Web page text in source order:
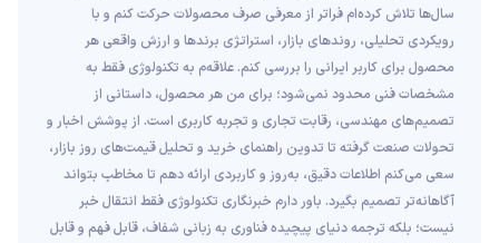
سال‌ها تلاش کرده‌ام فراتر از معرفی صرف محصولات حرکت کنم و با
رویکردی تحلیلی، روندهای بازار، استراتژی برندها و ارزش واقعی هر
محصول برای کاربر ایرانی را بررسی کنم. علاقه‌م به تکنولوژی فقط به
مشخصات فنی محدود نمی‌شود؛ برای من هر محصول، داستانی از
تصمیم‌های مهندسی، رقابت تجاری و تجربه کاربری است. از پوشش اخبار و
تحولات صنعت گرفته تا تدوین راهنمای خرید و تحلیل قیمت‌های روز بازار،
سعی می‌کنم اطلاعات دقیق، به‌روز و کاربردی ارائه دهم تا مخاطب بتواند
آگاهانه‌تر تصمیم بگیرد. باور دارم خبرنگاری تکنولوژی فقط انتقال خبر
نیست؛ بلکه ترجمه دنیای پیچیده فناوری به زبانی شفاف، قابل فهم و قابل